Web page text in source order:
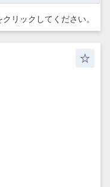
リックしてください。